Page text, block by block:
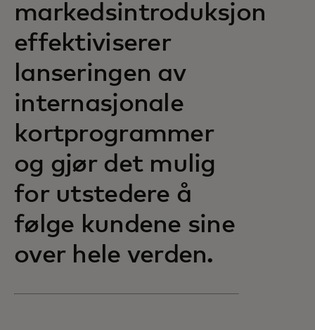
markedsintroduksjon
effektiviserer
lanseringen av
internasjonale
kortprogrammer
og gjør det mulig
for utstedere å
følge kundene sine
over hele verden.